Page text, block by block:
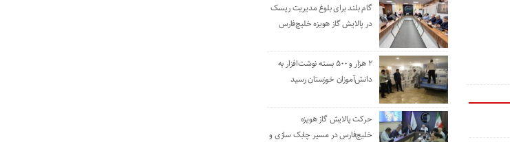
گام بلند برای بلوغ مدیریت ریسک
در پالایش گاز هویزه خلیج‌فارس
۲ هزار و ۵۰۰ بسته نوشت‌افزار به
دانش‌آموزان خوزستان رسید
حرکت پالایش گاز هویزه
خلیج‌فارس در مسیر چابک سازی و